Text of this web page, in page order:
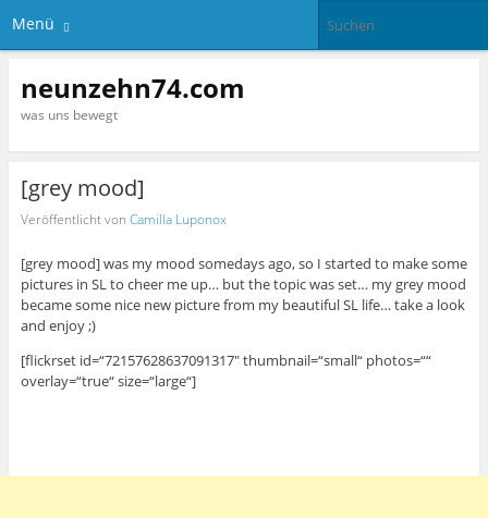
Menü
neunzehn74.com
was uns bewegt
[grey mood]
Veröffentlicht von Camilla Luponox
[grey mood] was my mood somedays ago, so I started to make some
pictures in SL to cheer me up… but the topic was set… my grey mood
became some nice new picture from my beautiful SL life… take a look
and enjoy ;)
[flickrset id=“72157628637091317″ thumbnail=“small“ photos=““
overlay=“true“ size=“large“]